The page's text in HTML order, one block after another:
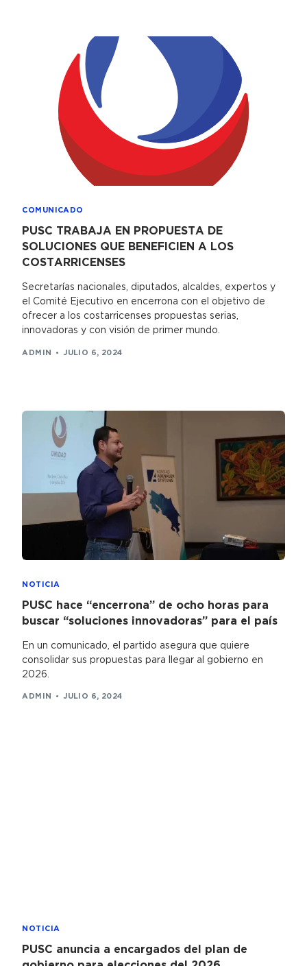
COMUNICADO
PUSC TRABAJA EN PROPUESTA DE
SOLUCIONES QUE BENEFICIEN A LOS
COSTARRICENSES
Secretarías nacionales, diputados, alcaldes, expertos y
el Comité Ejecutivo en encerrona con el objetivo de
ofrecer a los costarricenses propuestas serias,
innovadoras y con visión de primer mundo.
ADMIN JULIO 6, 2024
NOTICIA
PUSC hace “encerrona” de ocho horas para
buscar “soluciones innovadoras” para el país
En un comunicado, el partido asegura que quiere
consolidar sus propuestas para llegar al gobierno en
2026.
ADMIN JULIO 6, 2024
NOTICIA
PUSC anuncia a encargados del plan de